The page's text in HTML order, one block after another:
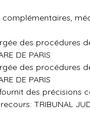
complémentaires,
des procédures
DE PARIS
des procédures
DE PARIS
des précisions
TRIBUNAL